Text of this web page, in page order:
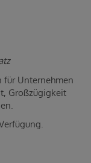
für Unternehmen
Großzügigkeit